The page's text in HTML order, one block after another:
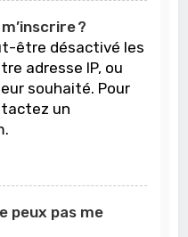
?
être désactivé les
adresse IP, ou
souhaité. Pour
un
peux pas me